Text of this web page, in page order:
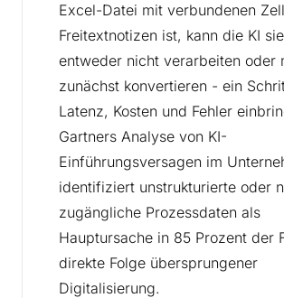
Excel-Datei mit verbundenen
Freitextnotizen ist, kann die KI sie
entweder nicht verarbeiten oder
zunächst konvertieren - ein
Latenz, Kosten und Fehler
Gartners Analyse von KI-
Einführungsversagen im
identifiziert unstrukturierte oder
zugängliche Prozessdaten als
Hauptursache in 85 Prozent der
direkte Folge übersprungener
Digitalisierung.